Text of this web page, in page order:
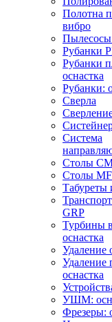
Полотна
вибро
Рубанки
Рубанки
оснастка
Рубанки:
Сверла
Система
Столы
Столы
Табуреты
GRP
Турбины
оснастка
Удаление
Удаление
оснастка
УШМ:
Фрезеры: